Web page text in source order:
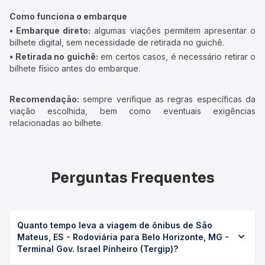
Como funciona o embarque
• Embarque direto: algumas viações permitem apresentar o
bilhete digital, sem necessidade de retirada no guichê.
• Retirada no guichê: em certos casos, é necessário retirar o
bilhete físico antes do embarque.
Recomendação: sempre verifique as regras específicas da
viação escolhida, bem como eventuais exigências
relacionadas ao bilhete.
Perguntas Frequentes
Quanto tempo leva a viagem de ônibus de São
Mateus, ES - Rodoviária para Belo Horizonte, MG -
Terminal Gov. Israel Pinheiro (Tergip)?